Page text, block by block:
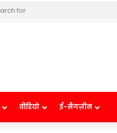
वीडियो ई-मैगज़ीन